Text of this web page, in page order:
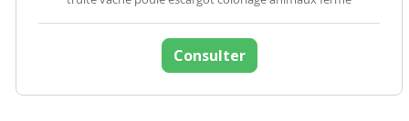
Consulter